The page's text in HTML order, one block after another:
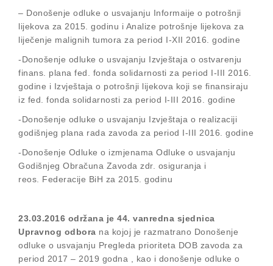
– Donošenje odluke o usvajanju Informaije o potrošnji
lijekova za 2015. godinu i Analize potrošnje lijekova za
liječenje malignih tumora za period I-XII 2016. godine
-Donošenje odluke o usvajanju Izvještaja o ostvarenju
finans. plana fed. fonda solidarnosti za period I-III 2016.
godine i Izvještaja o potrošnji lijekova koji se finansiraju
iz fed. fonda solidarnosti za period I-III 2016. godine
-Donošenje odluke o usvajanju Izvještaja o realizaciji
godišnjeg plana rada zavoda za period I-III 2016. godine
-Donošenje Odluke o izmjenama Odluke o usvajanju
Godišnjeg Obračuna Zavoda zdr. osiguranja i
reos. Federacije BiH za 2015. godinu
23.03.2016 održana je 44. vanredna sjednica
Upravnog odbora na kojoj je razmatrano Donošenje
odluke o usvajanju Pregleda prioriteta DOB zavoda za
period 2017 – 2019 godna , kao i donošenje odluke o